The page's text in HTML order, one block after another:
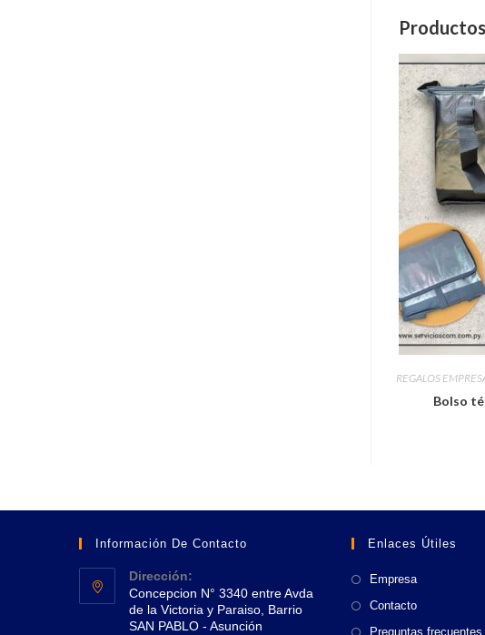
REGALOS
Bolso
Información De Contacto
Dirección:
Concepcion N° 3340 entre Avda
de la Victoria y Paraiso, Barrio
SAN PABLO - Asunción
Enlaces Útiles
Empresa
Contacto
Preguntas frecuentes